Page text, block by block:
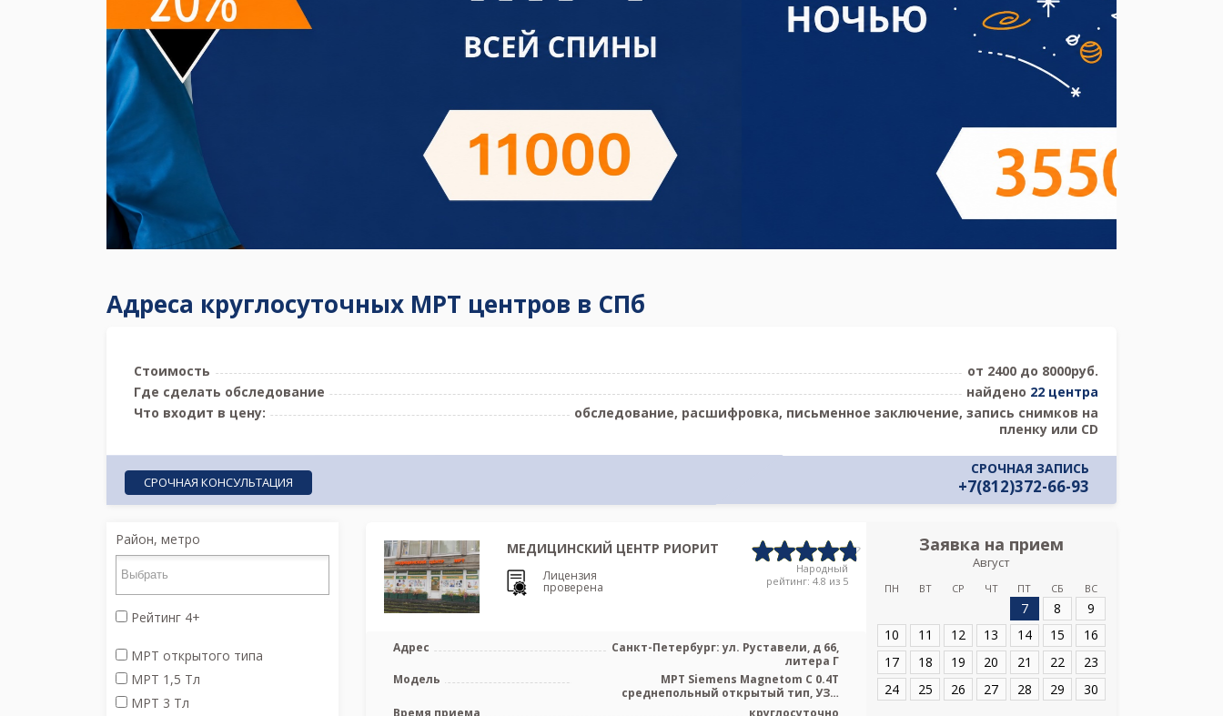
Адреса круглосуточных МРТ центров в СПб
Стоимость
от 2400 до 8000руб.
Где сделать обследование
найдено 22 центра
Что входит в цену:
обследование, расшифровка, письменное заключение, запись снимков на
пленку или CD
СРОЧНАЯ КОНСУЛЬТАЦИЯ
СРОЧНАЯ ЗАПИСЬ
+7(812)372-66-93
Район, метро
Рейтинг 4+
МРТ открытого типа
МРТ 1,5 Тл
МРТ 3 Тл
МЕДИЦИНСКИЙ ЦЕНТР РИОРИТ
Лицензия
проверена
Народный
рейтинг: 4.8 из 5
Адрес
Санкт-Петербург: ул. Руставели, д 66,
литера Г
Модель
МРТ Siemens Magnetom C 0.4T
среднепольный открытый тип, УЗИ
Время приема
круглосуточно
Заявка на прием
Август
ПН ВТ СР ЧТ ПТ СБ ВС
7 8
9
10
11 12 13 14 15
16
17
18 19 20 21 22
23
24
25 26 27 28 29 30